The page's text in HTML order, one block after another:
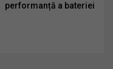
performanță a bateriei